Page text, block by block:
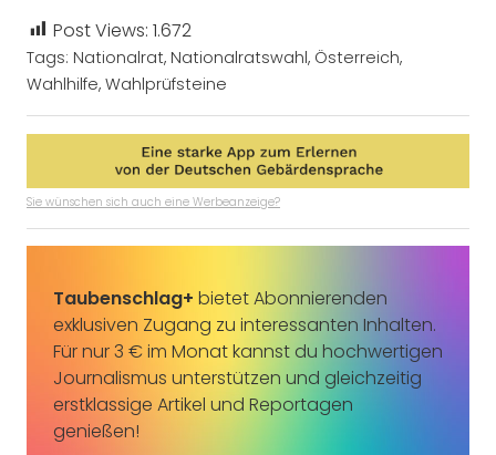
Post Views: 1.672
Tags: Nationalrat, Nationalratswahl, Österreich,
Wahlhilfe, Wahlprüfsteine
Sie wünschen sich auch eine Werbeanzeige?
Taubenschlag+ bietet Abonnierenden
exklusiven Zugang zu interessanten Inhalten.
Für nur 3 € im Monat kannst du hochwertigen
Journalismus unterstützen und gleichzeitig
erstklassige Artikel und Reportagen
genießen!